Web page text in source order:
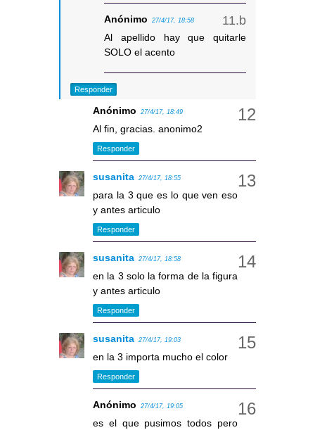
Anónimo 27/4/17, 18:58
Al apellido hay que quitarle
SOLO el acento
Responder
Anónimo 27/4/17, 18:49
Al fin, gracias. anonimo2
Responder
susanita 27/4/17, 18:55
para la 3 que es lo que ven eso
y antes articulo
Responder
susanita 27/4/17, 18:58
en la 3 solo la forma de la figura
y antes articulo
Responder
susanita 27/4/17, 19:03
en la 3 importa mucho el color
Responder
Anónimo 27/4/17, 19:05
es el que pusimos todos pero